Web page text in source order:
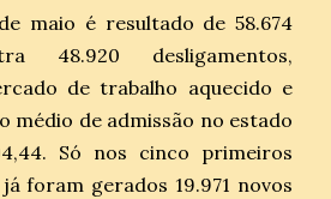
maio é resultado de 58.674
48.920 desligamentos,
de trabalho aquecido e
médio de admissão no estado
Só nos cinco primeiros
foram gerados 19.971 novos